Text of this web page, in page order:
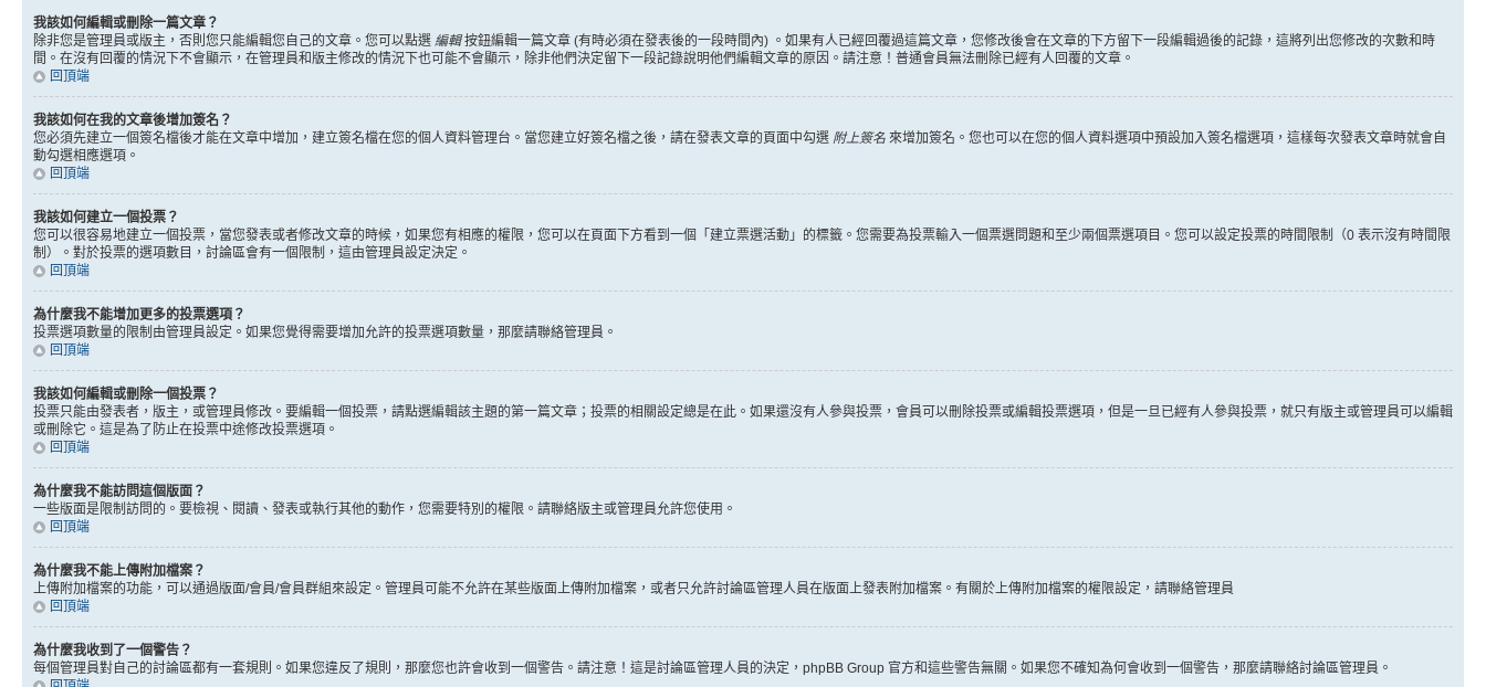
我該如何編輯或刪除一篇文章？
除非您是管理員或版主，否則您只能編輯您自己的文章。您可以點選 編輯按鈕編輯一篇文章 (有時必須在發表後的一段時間內) 。如果有人已經回覆過這篇文章，您修改後會在文章的下方留下一段編輯過後的記錄，這將列出您修改的次數和時
間。在沒有回覆的情況下不會顯示，在管理員和版主修改的情況下也可能不會顯示，除非他們決定留下一段記錄說明他們編輯文章的原因。請注意！普通會員無法刪除已經有人回覆的文章。
回頂端
我該如何在我的文章後增加簽名？
您必須先建立一個簽名檔後才能在文章中增加，建立簽名檔在您的個人資料管理台。當您建立好簽名檔之後，請在發表文章的頁面中勾選 附上簽名 來增加簽名。您也可以在您的個人資料選項中預設加入簽名檔選項，這樣每次發表文章時就會自
動勾選相應選項。
回頂端
我該如何建立一個投票？
您可以很容易地建立一個投票，當您發表或者修改文章的時候，如果您有相應的權限，您可以在頁面下方看到一個「建立票選活動」的標籤。您需要為投票輸入一個票選問題和至少兩個票選項目。您可以設定投票的時間限制（0 表示沒有時間限
制）。對於投票的選項數目，討論區會有一個限制，這由管理員設定決定。
回頂端
為什麼我不能增加更多的投票選項？
投票選項數量的限制由管理員設定。如果您覺得需要增加允許的投票選項數量，那麼請聯絡管理員。
回頂端
我該如何編輯或刪除一個投票？
投票只能由發表者，版主，或管理員修改。要編輯一個投票，請點選編輯該主題的第一篇文章；投票的相關設定總是在此。如果還沒有人參與投票，會員可以刪除投票或編輯投票選項，但是一旦已經有人參與投票，就只有版主或管理員可以編輯
或刪除它。這是為了防止在投票中途修改投票選項。
回頂端
為什麼我不能訪問這個版面？
一些版面是限制訪問的。要檢視、閱讀、發表或執行其他的動作，您需要特別的權限。請聯絡版主或管理員允許您使用。
回頂端
為什麼我不能上傳附加檔案？
上傳附加檔案的功能，可以通過版面/會員/會員群組來設定。管理員可能不允許在某些版面上傳附加檔案，或者只允許討論區管理人員在版面上發表附加檔案。有關於上傳附加檔案的權限設定，請聯絡管理員
回頂端
為什麼我收到了一個警告？
每個管理員對自己的討論區都有一套規則。如果您違反了規則，那麼您也許會收到一個警告。請注意！這是討論區管理人員的決定，phpBB Group 官方和這些警告無關。如果您不確知為何會收到一個警告，那麼請聯絡討論區管理員。